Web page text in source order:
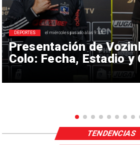
Presentación de
Colo: Fecha, Estadio y
DEPORTES el miércoles pasado a las 9:35
TENDENCIAS